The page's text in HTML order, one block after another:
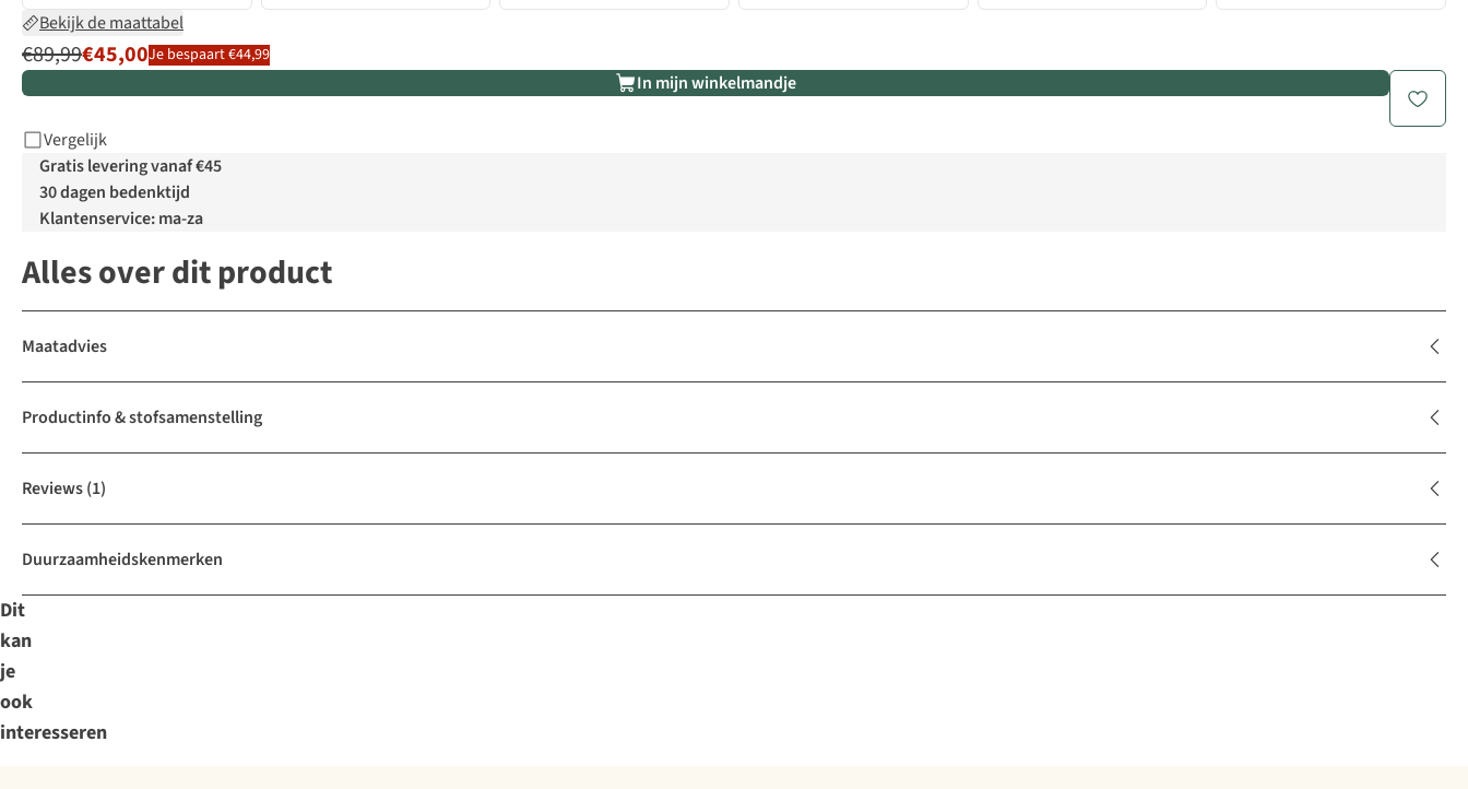
Bekijk de maattabel
€89,99€45,00Je bespaart €44,99
In mijn winkelmandje
Vergelijk
Gratis levering vanaf €45
30 dagen bedenktijd
Klantenservice: ma-za
Alles over dit product
Maatadvies
Productinfo & stofsamenstelling
Reviews(1)
Duurzaamheidskenmerken
Dit
kan
je
ook
interesseren